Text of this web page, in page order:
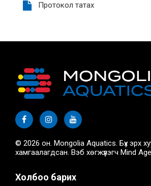
Протокол татах
© 2026 он. Mongolia Aquatics. Бүх эрх
хамгаалагдсан. Вэб хөгжүүлэгч Mind
Холбоо барих